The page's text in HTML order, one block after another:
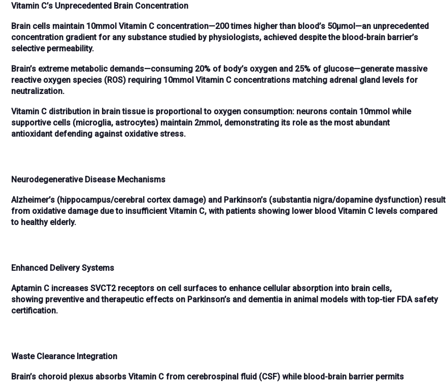
Vitamin C’s Unprecedented Brain Concentration
Brain cells maintain 10mmol Vitamin C concentration—200 times higherthan blood’s 50μmol—an unprecedented
concentration gradientfor any substance studied by physiologists, achieved despite the blood-brain barrier’s
selective permeability.
Brain’s extreme metabolic demands—consuming 20% of body’s oxygen and 25% of glucose—generate massive
reactive oxygen species (ROS) requiring 10mmol Vitamin C concentrations matching adrenal gland levels for
neutralization.
Vitamin C distribution in brain tissue is proportional to oxygen consumption: neurons contain 10mmol while
supportive cells (microglia, astrocytes) maintain 2mmol, demonstrating its role as the most abundant
antioxidantdefending against oxidative stress.
Neurodegenerative Disease Mechanisms
Alzheimer’s (hippocampus/cerebral cortex damage) and Parkinson’s (substantia nigra/dopamine dysfunction) result
from oxidative damagedue to insufficient Vitamin C, with patients showing lower blood Vitamin C levels compared
to healthy elderly.
Enhanced Delivery Systems
Aptamin C increases SVCT2 receptors on cell surfaces to enhance cellular absorption into brain cells,
showing preventive and therapeutic effects on Parkinson’s and dementia in animal models withtop-tier FDA safety
certification.
Waste Clearance Integration
Brain’s choroid plexus absorbs Vitamin C from cerebrospinal fluid (CSF) while blood-brain barrierpermits